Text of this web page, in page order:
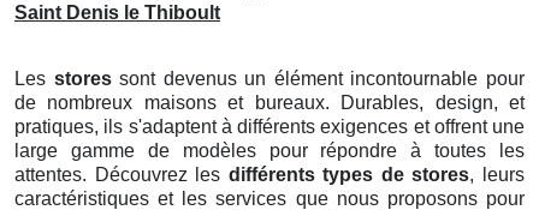
Saint Denis le Thiboult
Les storessont devenus un élément incontournable pour
de nombreux maisons et bureaux. Durables, design, et
pratiques, ils s'adaptent à différents exigences et offrent une
large gamme de modèles pour répondre à toutes les
attentes. Découvrez les différents types de stores, leurs
caractéristiques et les services que nous proposons pour